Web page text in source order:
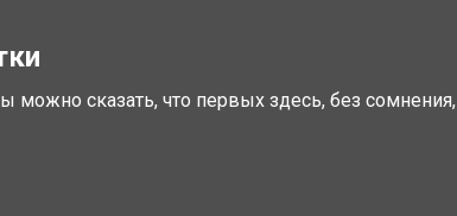
можно сказать, что первых здесь, без сомнения,